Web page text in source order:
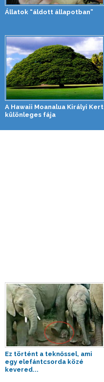
Állatok “áldott állapotban”
A Hawaii Moanalua Királyi Kert
különleges fája
Ez történt a teknőssel, ami
egy elefántcsorda közé
kevered...